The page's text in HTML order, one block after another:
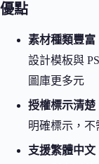
優點
素材種類豐富
設計模板與
圖庫更多元
授權標示清楚
明確標示，不
支援繁體中文